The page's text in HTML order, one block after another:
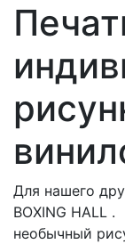
Для нашего
BOXING HALL
необычный